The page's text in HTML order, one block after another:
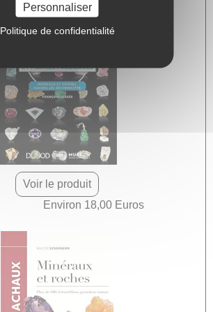
Voir le produit
Environ 18,00 Euros
Personnaliser
Politique de confidentialité